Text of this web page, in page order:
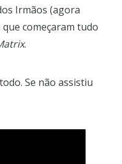
Irmãos (agora
começaram tudo
.
Se não assistiu